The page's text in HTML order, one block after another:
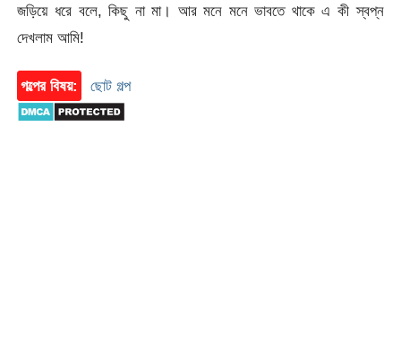
জড়িয়ে ধরে বলে, কিছু না মা। আর মনে মনে ভাবতে থাকে এ কী স্বপ্ন
দেখলাম আমি!
গল্পের বিষয়: ছোট গল্প